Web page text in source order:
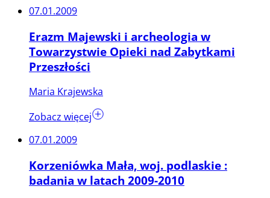
07.01.2009
Erazm Majewski i archeologia w
Towarzystwie Opieki nad Zabytkami
Przeszłości
Maria Krajewska
Zobacz więcej
07.01.2009
Korzeniówka Mała, woj. podlaskie :
badania w latach 2009-2010